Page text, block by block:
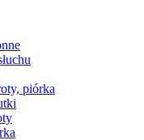
piórka